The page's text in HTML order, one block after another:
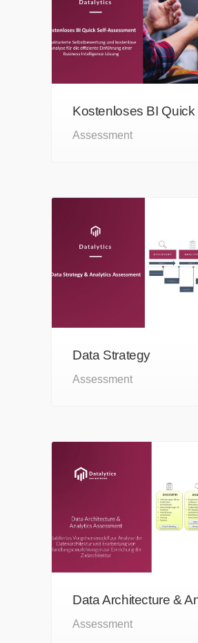
Kostenloses BI Quick
Assessment
Data Strategy
Assessment
Data Architecture &
Assessment